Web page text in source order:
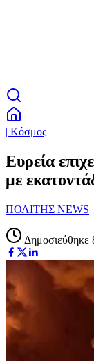
| Κόσμος
Ευρεία
με
ΠΟΛΙΤΗΣ NEWS
Δημοσιεύθηκε